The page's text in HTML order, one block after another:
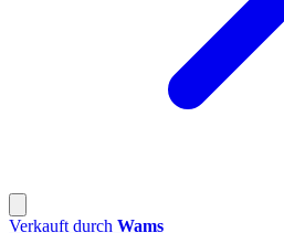
Verkauft durch Wams